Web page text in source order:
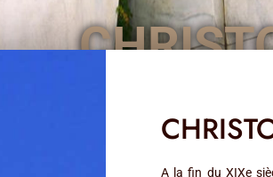
A la fin du XIXe